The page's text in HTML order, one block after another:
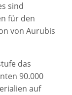
sind
für den
von Aurubis
das
90.000
auf